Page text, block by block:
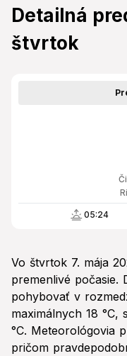
Detailná
štvrtok
05:24
Vo štvrtok 7. mája
premenlivé počasie.
pohybovať v
maximálnych 18
°C. Meteorológovia
pričom